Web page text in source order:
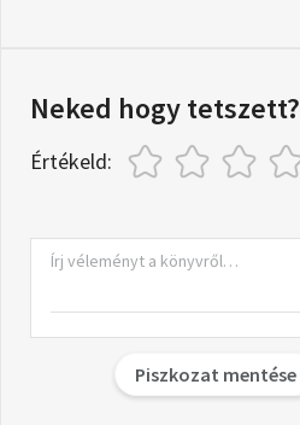
Neked hogy tetszett?
Értékeld:
Piszkozat mentése